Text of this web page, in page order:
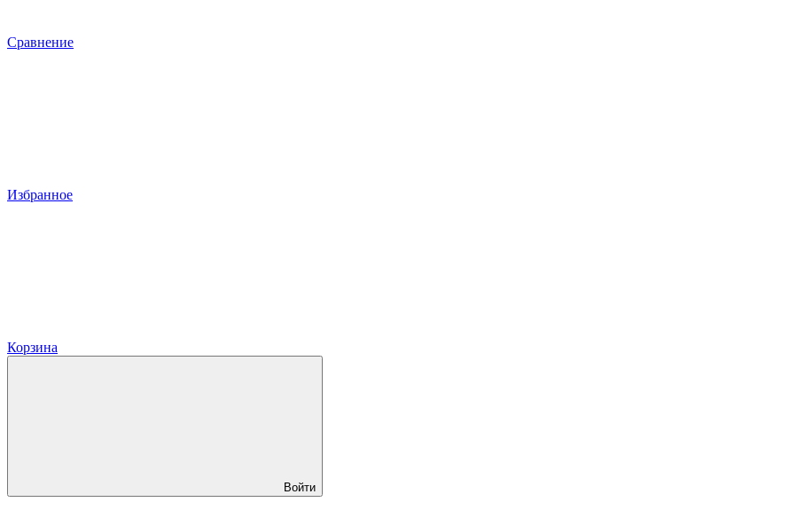
Сравнение
Избранное
Корзина
Войти